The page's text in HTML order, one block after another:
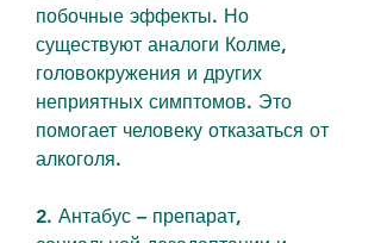
побочные эффекты. Но
существуют аналоги Колме,
головокружения и других
неприятных симптомов. Это
помогает человеку отказаться от
алкоголя.
2. Антабус – препарат,